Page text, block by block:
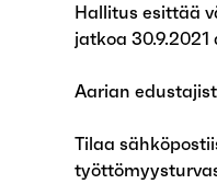
Hallitus esittää
jatkoa 30.9.2021
Aarian
Tilaa